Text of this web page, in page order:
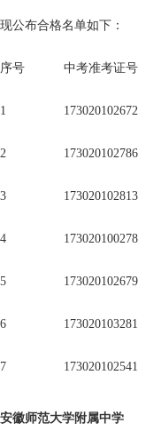
现公布合格名单如下：
序号 中考准考证号
1 173020102672
2 173020102786
3 173020102813
4 173020100278
5 173020102679
6 173020103281
7 173020102541
安徽师范大学附属中学